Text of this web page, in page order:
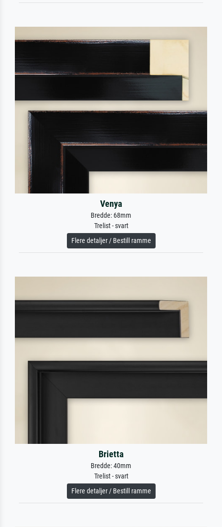
Venya
Bredde: 68mm
Trelist - svart
Flere detaljer / Bestill ramme
Brietta
Bredde: 40mm
Trelist - svart
Flere detaljer / Bestill ramme